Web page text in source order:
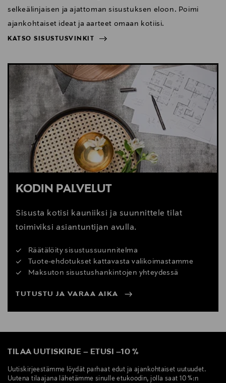
selkeälinjaisen ja ajattoman sisustuksen eloon. Poimi
ajankohtaiset ideat ja aarteet omaan kotiisi.
KATSO SISUSTUSVINKIT
KATSO SISUSTUSVINKIT
KODIN PALVELUT
Sisusta kotisi kauniiksi ja suunnittele tilat
toimiviksi asiantuntijan avulla.
Räätälöity sisustussuunnitelma
Tuote-ehdotukset kattavasta valikoimastamme
Maksuton sisustushankintojen yhteydessä
TUTUSTU JA VARAA AIKA
TILAA UUTISKIRJE – ETUSI –10 %
Uutiskirjeestämme löydät parhaat edut ja ajankohtaiset uutuudet.
Uutena tilaajana lähetämme sinulle etukoodin, jolla saat 10 %:n